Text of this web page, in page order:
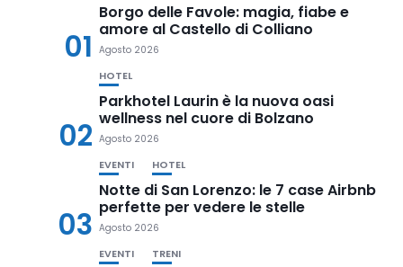
01
Borgo delle Favole: magia, fiabe e
amore al Castello di Colliano
Agosto 2026
02
HOTEL
Parkhotel Laurin è la nuova oasi
wellness nel cuore di Bolzano
Agosto 2026
03
EVENTI HOTEL
Notte di San Lorenzo: le 7 case Airbnb
perfette per vedere le stelle
Agosto 2026
EVENTI TRENI